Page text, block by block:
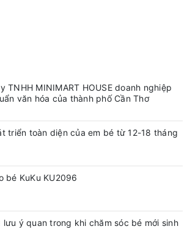
TNHH MINIMART HOUSE doanh nghiệp
văn hóa của thành phố Cần Thơ
triển toàn diện của em bé từ 12-18 tháng
bé KuKu KU2096
lưu ý quan trong khi chăm sóc bé mới sinh